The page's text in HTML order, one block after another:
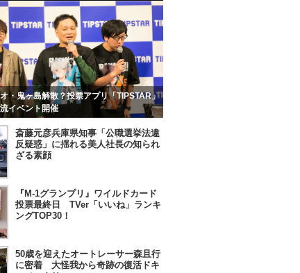
・鬼ヶ島解散？投票アプリ「TIPSTAR」
イベント開催
斎藤元彦兵庫県知事「公職選挙法違
反疑惑」に揺れる美人社長の知られ
ざる素顔
『M-1グランプリ』ワイルドカード
投票最終日 TVer「いいね」ランキ
ングTOP30！
50歳を迎えたオートレーサー森且行
に密着 大怪我から奇跡の復活ドキ